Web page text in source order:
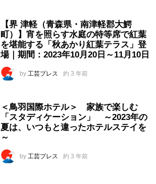
【界 津軽（青森県・南津軽郡大鰐
町）】宵を照らす水庭の特等席で紅葉
を堪能する「秋あかり紅葉テラス」登
場｜期間：2023年10月20日～11月10日
by 工芸プレス 約 3 年前
＜鳥羽国際ホテル＞ 家族で楽しむ
「スタディケーション」 ～2023年の
夏は、いつもと違ったホテルステイを
～
by 工芸プレス 約 3 年前